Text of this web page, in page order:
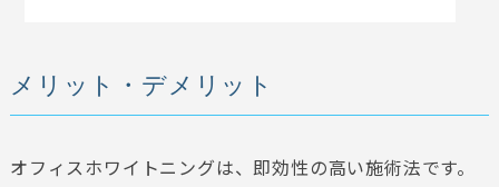
メリット・デメリット
オフィスホワイトニングは、即効性の高い施術法です。